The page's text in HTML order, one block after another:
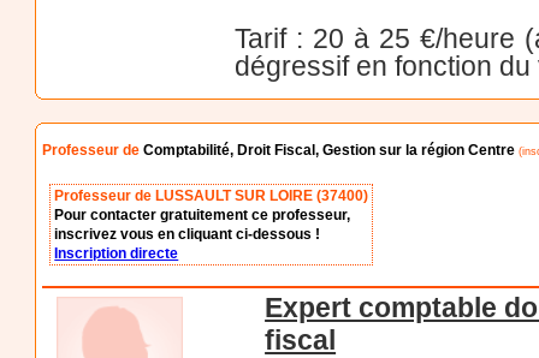
Tarif : 20 à 25 €/heure
dégressif en fonction
Professeur deComptabilité, Droit Fiscal, Gestion sur la région Centre
Professeur de LUSSAULT SUR LOIRE (37400)
Pour contacter gratuitement ce professeur,
inscrivez vous en cliquant ci-dessous !
Inscription directe
Expert comptable
fiscal